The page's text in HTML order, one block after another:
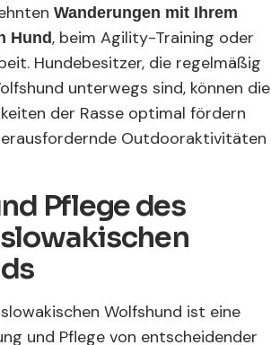
Wanderungen mit Ihrem
Hund, beim Agility-Training oder
Hundebesitzer, die regelmäßig
unterwegs sind, können die
der Rasse optimal fördern
Outdooraktivitäten
Pflege des
Wolfshund ist eine
und Pflege von entscheidender